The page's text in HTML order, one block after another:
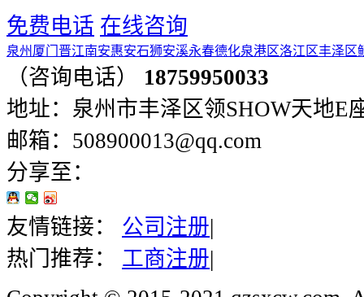
免费电话 在线咨询
泉州 厦门 晋江南安惠安石狮安溪永春德化泉港区洛江区丰泽区
（咨询电话）
18759950033
地址：泉州市丰泽区领SHOW天地E
邮箱：508900013@qq.com
分享至：
友情链接： 公司注册|
热门推荐：
工商注册|